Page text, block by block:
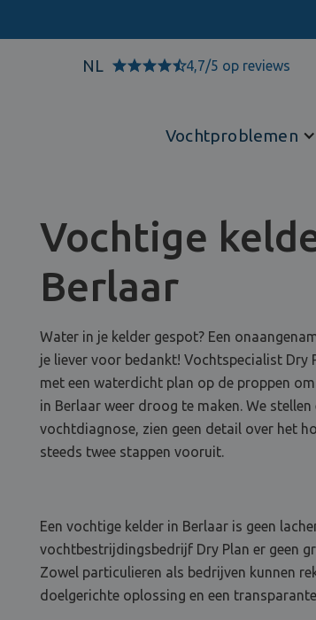
NL 4,7/5 op reviews
Vochtproblemen
Vochtige
Berlaar
Water in je kelder gespot? Een
je liever voor bedankt! Vochtspecialist Dry
met een waterdicht plan op de proppen
in Berlaar weer droog te maken. We stellen
vochtdiagnose, zien geen detail over het
steeds twee stappen vooruit.
Een vochtige kelder in Berlaar is geen
vochtbestrijdingsbedrijf Dry Plan er geen
Zowel particulieren als bedrijven kunnen
doelgerichte oplossing en een